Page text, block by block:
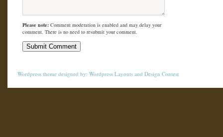
Please note: Comment moderation is enabled and may delay your
comment. There is no need to resubmit your comment.
Wordpress theme designed by: Wordpress Layouts and Design Contest